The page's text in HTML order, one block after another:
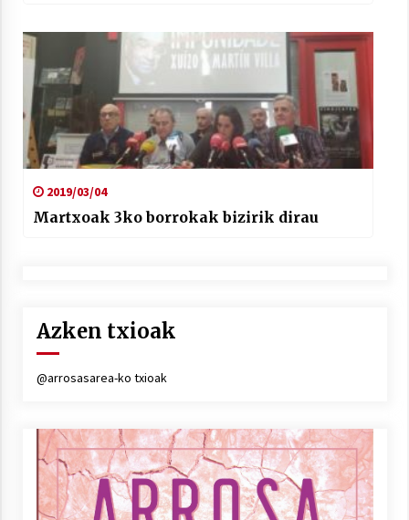
2019/03/04
Martxoak 3ko borrokak bizirik dirau
Azken txioak
@arrosasarea-ko txioak